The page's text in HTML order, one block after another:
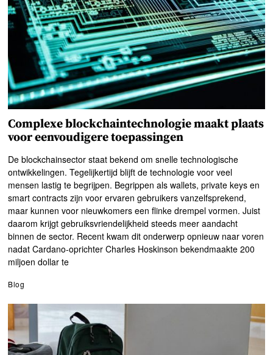
Complexe blockchaintechnologie maakt plaats
voor eenvoudigere toepassingen
De blockchainsector staat bekend om snelle technologische
ontwikkelingen. Tegelijkertijd blijft de technologie voor veel
mensen lastig te begrijpen. Begrippen als wallets, private keys en
smart contracts zijn voor ervaren gebruikers vanzelfsprekend,
maar kunnen voor nieuwkomers een flinke drempel vormen. Juist
daarom krijgt gebruiksvriendelijkheid steeds meer aandacht
binnen de sector. Recent kwam dit onderwerp opnieuw naar voren
nadat Cardano-oprichter Charles Hoskinson bekendmaakte 200
miljoen dollar te
Blog